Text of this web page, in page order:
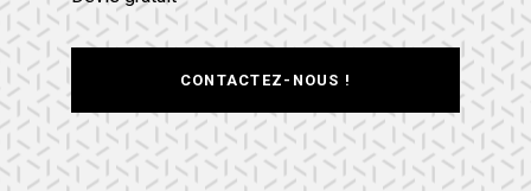
CONTACTEZ-NOUS !